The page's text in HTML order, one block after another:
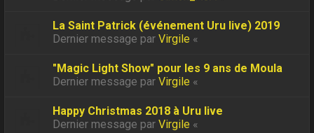
La Saint Patrick (événement Uru live) 2019
Dernier message parVirgile «
"Magic Light Show" pour les 9 ans de Moula
Dernier message parVirgile «
Happy Christmas 2018 à Uru live
Dernier message parVirgile «